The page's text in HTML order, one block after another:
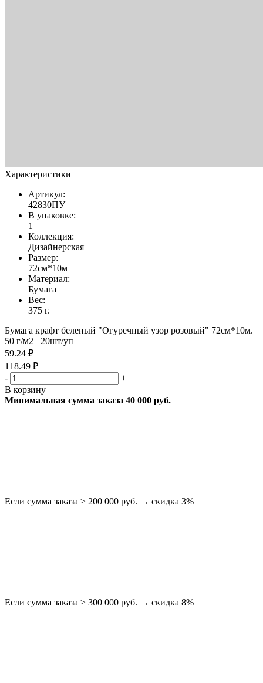
Характеристики
Артикул:
42830ПУ
В упаковке:
1
Коллекция:
Дизайнерская
Размер:
72см*10м
Материал:
Бумага
Вес:
375 г.
Бумага крафт беленый "Огуречный узор розовый" 72см*10м.
50 г/м2 20шт/уп
59.24 ₽
118.49 ₽
-
+
В корзину
Минимальная сумма заказа 40 000 руб.
Если сумма заказа ≥ 200 000 руб. → скидка 3%
Если сумма заказа ≥ 300 000 руб. → скидка 8%